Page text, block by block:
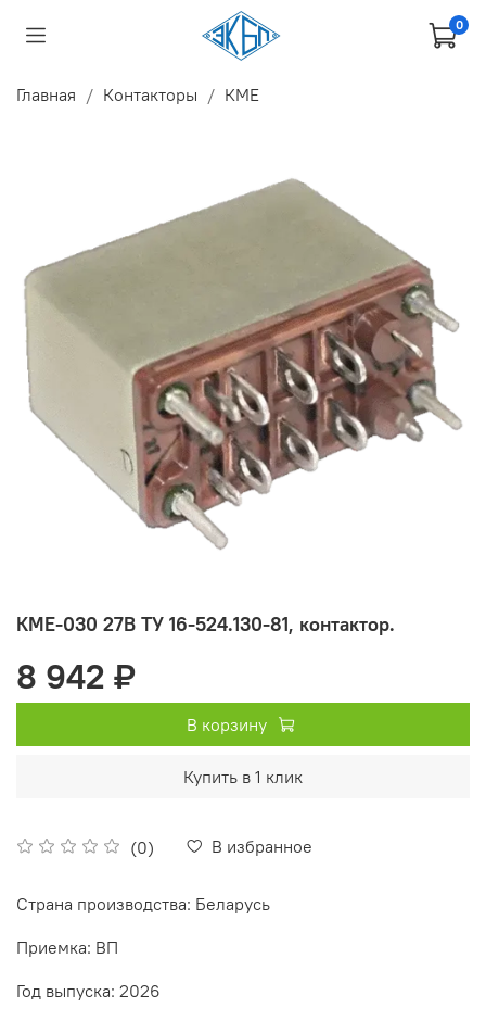
0
Главная Контакторы КМЕ
КМЕ-030 27В ТУ 16-524.130-81, контактор.
(0) В избранное
8 942 ₽
В корзину
Купить в 1 клик
Страна производства: Беларусь
Приемка: ВП
Год выпуска: 2026